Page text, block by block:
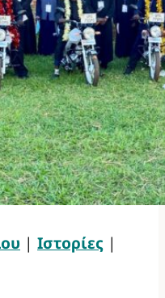
| Ιστορίες |